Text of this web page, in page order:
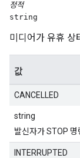
정적
string
미디어가 유휴 상
값
CANCELLED
string
발신자가 STOP 명
INTERRUPTED